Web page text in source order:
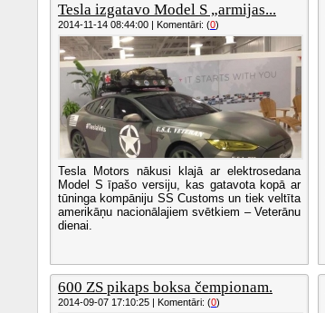
Tesla izgatavo Model S „armijas...
2014-11-14 08:44:00 | Komentāri: (0)
Tesla Motors nākusi klajā ar elektrosedana
Model S īpašo versiju, kas gatavota kopā ar
tūninga kompāniju SS Customs un tiek veltīta
amerikāņu nacionālajiem svētkiem – Veterānu
dienai.
600 ZS pikaps boksa čempionam.
2014-09-07 17:10:25 | Komentāri: (0)